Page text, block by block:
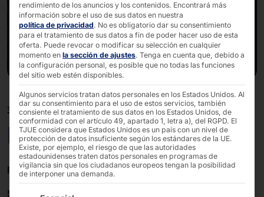
31/05/2022 - 02/06/2022 10 A.M. - 6 P.M.
EuroCIS 2022
Recinto Ferial de Düsseldorf
Stand
: D26 - Pabellón
rendimiento de los anuncios y los contenidos. Encontrará más
información sobre el uso de sus datos en nuestra
política de privacidad. No es obligatorio dar su consentimiento
para el tratamiento de sus datos a fin de poder hacer uso de esta
oferta. Puede revocar o modificar su selección en cualquier
momento en la sección de ajustes. Tenga en cuenta que, debido a
la configuración personal, es posible que no todas las funciones
del sitio web estén disponibles.
Algunos servicios tratan datos personales en los Estados Unidos. Al
dar su consentimiento para el uso de estos servicios, también
consiente el tratamiento de sus datos en los Estados Unidos, de
conformidad con el artículo 49, apartado 1, letra a), del RGPD. El
TJUE considera que Estados Unidos es un país con un nivel de
protección de datos insuficiente según los estándares de la UE.
Existe, por ejemplo, el riesgo de que las autoridades
estadounidenses traten datos personales en programas de
vigilancia sin que los ciudadanos europeos tengan la posibilidad
de interponer una demanda.
A continuación se enumeran los grupos de servicios